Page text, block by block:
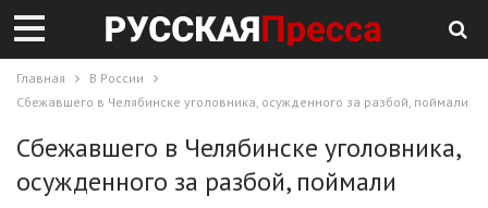
Главная
В России
Сбежавшего в Челябинске уголовника, осужденного за разбой, поймали
Сбежавшего в Челябинске уголовника,
осужденного за разбой, поймали